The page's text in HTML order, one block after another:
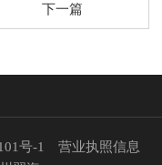
下一篇
号-1
营业执照信息